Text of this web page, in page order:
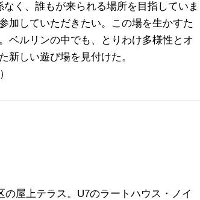
く、誰もが来られる場所を目指していま
加していただきたい。この場を生かすた
ベルリンの中でも、とりわけ多様性とオ
新しい遊び場を見付けた。
屋上テラス。U7のラートハウス・ノイ